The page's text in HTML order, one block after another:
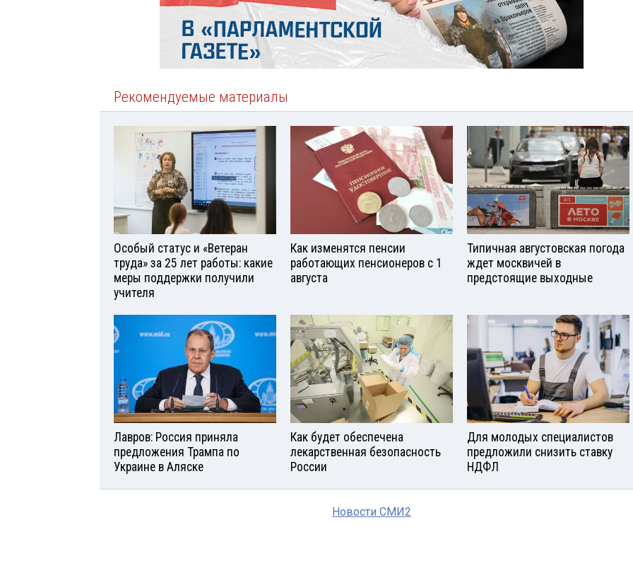
Рекомендуемые материалы
Особый статус и «Ветеран
труда» за 25 лет работы: какие
меры поддержки получили
учителя
Как изменятся пенсии
работающих пенсионеров с 1
августа
Типичная августовская погода
ждет москвичей в
предстоящие выходные
Лавров: Россия приняла
предложения Трампа по
Украине в Аляске
Как будет обеспечена
лекарственная безопасность
России
Для молодых специалистов
предложили снизить ставку
НДФЛ
Новости СМИ2